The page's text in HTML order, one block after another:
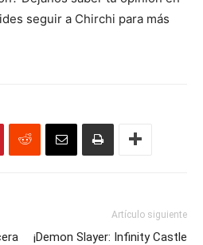
seguir a Chirchi para más
Artículo siguiente
¡Demon Slayer: Infinity Castle